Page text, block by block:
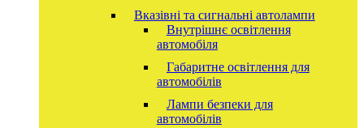
Вказівні та сигнальні автолампи
Внутрішнє освітлення
автомобіля
Габаритне освітлення для
автомобілів
Лампи безпеки для
автомобілів